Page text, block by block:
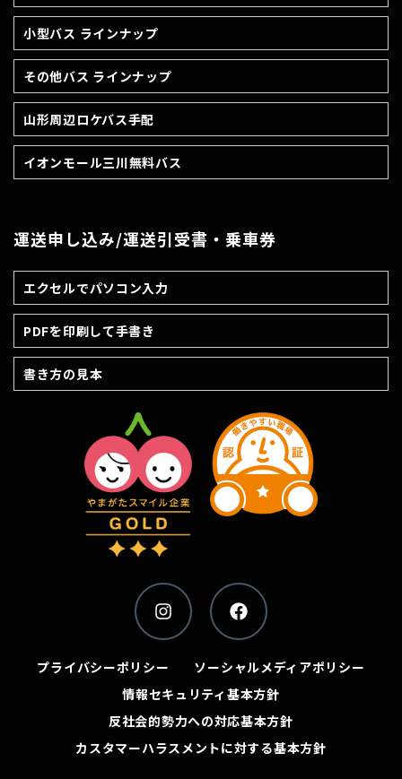
小型バス ラインナップ
その他バス ラインナップ
山形周辺ロケバス手配
イオンモール三川無料バス
運送申し込み/運送引受書・乗車券
エクセルでパソコン入力
PDFを印刷して手書き
書き方の見本
プライバシーポリシー
ソーシャルメディアポリシー
情報セキュリティ基本方針
反社会的勢力への対応基本方針
カスタマーハラスメントに対する基本方針